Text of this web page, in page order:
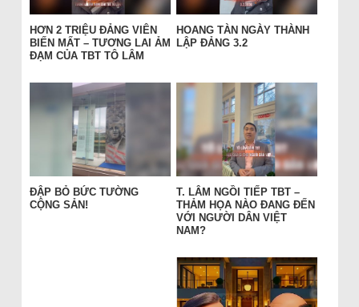
HƠN 2 TRIỆU ĐẢNG VIÊN
BIẾN MẤT – TƯƠNG LAI ẢM
ĐẠM CỦA TBT TÔ LÂM
HOANG TÀN NGÀY THÀNH
LẬP ĐẢNG 3.2
ĐẬP BỎ BỨC TƯỜNG
CỘNG SẢN!
T. LÂM NGỒI TIẾP TBT –
THẢM HỌA NÀO ĐANG ĐẾN
VỚI NGƯỜI DÂN VIỆT
NAM?